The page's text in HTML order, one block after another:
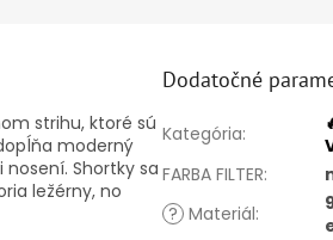
strihu, ktoré sú
moderný
Shortky sa
ležérny, no
Dodatočné
Kategória:
FARBA FILTER:
? Materiál: